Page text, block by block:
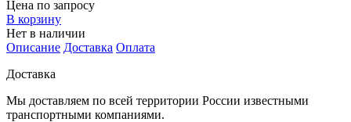
Цена по запросу
В корзину
Нет в наличии
Описание Доставка Оплата
Доставка
Мы доставляем по всей территории России известными
транспортными компаниями.